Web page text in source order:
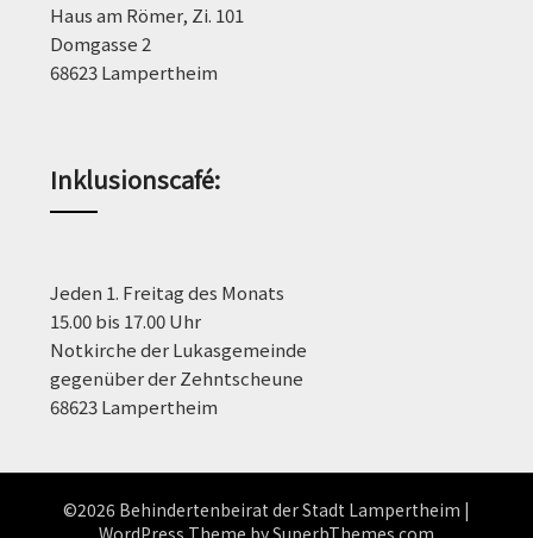
Haus am Römer, Zi. 101
Domgasse 2
68623 Lampertheim
Inklusionscafé:
Jeden 1. Freitag des Monats
15.00 bis 17.00 Uhr
Notkirche der Lukasgemeinde
gegenüber der Zehntscheune
68623 Lampertheim
©2026 Behindertenbeirat der Stadt Lampertheim |
WordPress Theme bySuperbThemes.com